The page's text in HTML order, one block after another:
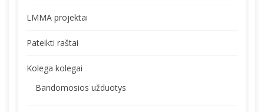
LMMA projektai
Pateikti raštai
Kolega kolegai
Bandomosios užduotys